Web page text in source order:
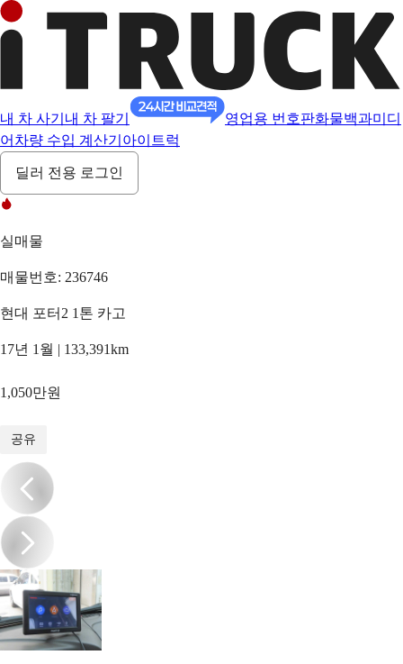
내 차 사기 내 차 팔기 영업용 번호판화물백과미디
어 차량 수입 계산기 아이트럭
딜러 전용 로그인
실매물
매물번호: 236746
현대 포터2 1톤 카고
17년 1월 | 133,391km
1,050만원
공유
/19